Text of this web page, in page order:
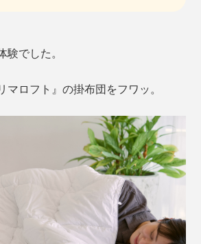
でした。
ロフト』の掛布団をフワッ。